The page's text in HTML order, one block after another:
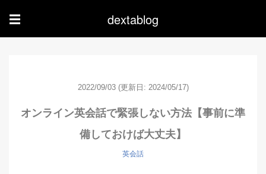
☰ dextablog
2022/09/03 (更新日: 2024/05/17)
オンライン英会話で緊張しない方法【事前に準
備しておけば大丈夫】
英会話